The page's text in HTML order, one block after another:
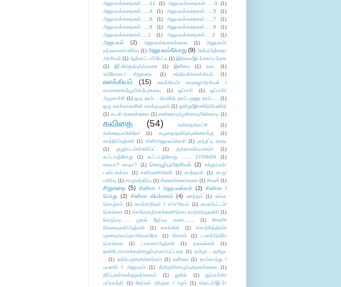
அனுபவக்கதைகள்......11
(1) அனுபவக்கதைகள்......3
(1)
அனுபவக்கதைகள்......4
(1) அனுபவக்கதைகள்......5
(1)
அனுபவக்கதைகள்......6
(1) அனுபவக்கதைகள்......7
(1)
அனுபவக்கதைகள்......8
(1) அனுபவக்கதைகள்......9
(1)
அனுபவக்கதைகள்.....1
(1) அனுபவக்கதைகள்.....2 (1)
அனுபவம் (2) அனுபவம்/நகைச்சுவை (1)
அனுபவம்/
நந்தலாலா/பகிர்வு (1) அனுபவம்/பொது (9) அன்பு/அத்தை/
அரசியல் (1) ஆற்காட்டார்/பேட்டி (1) இடுகை/இடர்கை/படர்கை
(1)
இட்லி/குஷ்பு/நப்பாசை (1) இனிமை (1) உடை
(1)
உயிரோடை/ சிறுகதை
(1) எந்திரன்/எளக்கியம் (1)
எளக்கியம் (15)
எளக்கியம்/ கவுஜை/அரசியல் /
வாசனை/கற்பூரம்/கற்பு/களவு
(1) ஒப்பாரி (1)
ஒப்பாரி/
அழுகாச்சி (1) ஒரு தரம்... ரெண்டு தரம்..மூணு தரம்..... (1)
ஒரு வாக்காளனின் வாக்குமூலம் (1) ஒன்று/இரண்டு/பெண்டு
(1) கடன் /நகைச்சுவை (1) கண்ணாடி/முன்னாடி/பின்னாடி (1)
கவிதை (54) கவிதை/காட்சி
(1)
கவிதையாமில்லே/
(1) கழுதை/தவிடு/புண்ணாக்கு
(1)
காந்தி/அஞ்சலி (1) கிளி/அனுபவம்/லாரி (1) கு(பு)ட்டி கதை
(1)
குறும்படம்/ஸ்கிரிப்ட் (1) குற்றாலம்/பயணம்/
(1)
கூட்டாஞ்சோறு
(1) கூட்டாஞ்சோறு ...... 27/06/09
(1)
கையா? காதா?
(1) கொழுப்பு/அரசியல் (2)
சங்கு/பால்/
டண்டனக்கா
(1) சனி/மணி/பிணி (1) சாத்தான் (1) சாரு/
பகிர்வு (1) சாரு/சந்திப்பு (1) சிலை/விலை/கலை (1) சிவன் (1)
சிறுகதை (5) சினிமா / அனுபவங்கள் (2)
சினிமா /
பொது (2) சினிமா விமர்சனம் (4) சுகந்தம் (1)
சும்மா
கொஞ்சம் (1) சுயசொறிதல் / எ”ள”கியம் (1) சுயதம்பட்டம்/
மொக்கை (1) செம்மொழி/மாங்கனி/கொடநாடு/விருதகிரி (1)
செருப்படி...... முதல் ஜேப்படி வரை.......
(1)
சேஷூ/
நினைவுகள்/அஞ்சலி
(1) சைக்கிள் (1)
சொற்சித்திரம்/
புனைவு/வாய்தா/சிவசம்போ
(1) சோகம் (1)
டமால்/டுமீல்/
மொக்கை
(1) டயானா/அஞ்சலி (1) தகவல்கள்
(1)
தண்டோரா/சங்கவி/எறும்பு/பலாப்பட்டறை (1) தமிழா.. தமிழா
.. (1) தற்பெருமை/விளம்பரம் (1) தனிமை (1) தாய்லாந்து /
பயணம் / அனுபவம்
(1) திமிரு/கொழுப்பு/நகைச்சுவை
(1)
தீர்ப்புகள்/வள்ளுவர்/உலகம்
(1) துகில் (1)
துப்பாக்கி/
பாப்பாத்தி
(1) தேர்தல் /திருமா / ஈழம் (1)
தொடர்/இடர்/